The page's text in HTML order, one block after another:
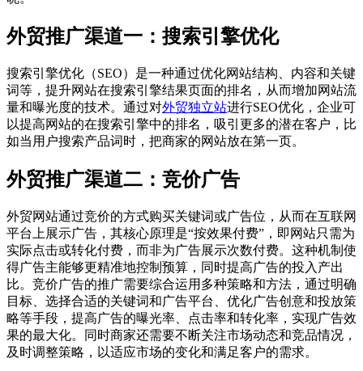
外贸推广渠道一：搜索引擎优化
搜索引擎优化（SEO）是一种通过优化网站结构、内容和关键
词等，提升网站在搜索引擎结果页面的排名，从而增加网站流
量和曝光度的技术。通过对外贸独立站进行SEO优化，企业可
以提高网站的在搜索引擎中的排名，吸引更多的潜在客户，比
如当用户搜索产品词时，把商家的网站放在第一页。
外贸推广渠道二：竞价广告
外贸网站通过竞价的方式购买关键词或广告位，从而在互联网
平台上展示广告，其核心原理是“按效果付费”，即网站只需为
实际点击或转化付费，而非为广告展示次数付费。这种机制使
得广告主能够更精准地控制预算，同时提高广告的投入产出
比。竞价广告的推广需要综合运用多种策略和方法，通过明确
目标、选择合适的关键词和广告平台、优化广告创意和投放策
略等手段，提高广告的曝光率、点击率和转化率，实现广告效
果的最大化。同时商家还需要不断关注市场动态和竞品情况，
及时调整策略，以适应市场的变化和满足客户的需求。